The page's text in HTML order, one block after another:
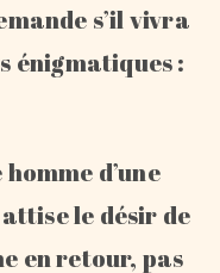
s’il vivra
énigmatiques :
d’une
le désir de
en retour, pas